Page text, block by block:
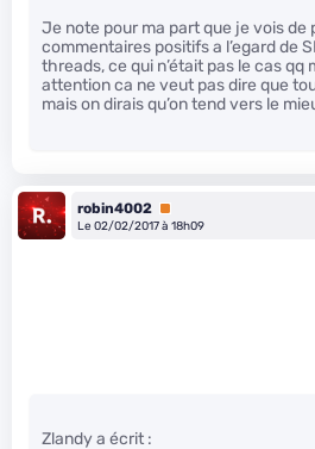
Je note pour ma part que je vois de
commentaires positifs a l’egard de
threads, ce qui n’était pas le cas qq
attention ca ne veut pas dire que
mais on dirais qu’on tend vers le
robin4002 Premium
Le 02/02/2017 à 18h09
Zlandy a écrit :